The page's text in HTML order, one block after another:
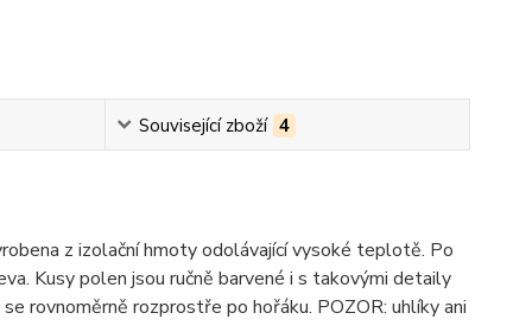
Související zboží 4
z izolační hmoty odolávající vysoké teplotě. Po
Kusy polen jsou ručně barvené i s takovými detaily
rovnoměrně rozprostře po hořáku. POZOR: uhlíky ani